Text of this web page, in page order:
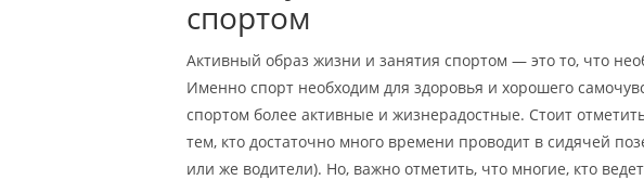
спортом
Активный образ жизни и занятия спортом — это то, что
Именно спорт необходим для здоровья и хорошего
спортом более активные и жизнерадостные. Стоит
тем, кто достаточно много времени проводит в сидячей
или же водители). Но, важно отметить, что многие, кто